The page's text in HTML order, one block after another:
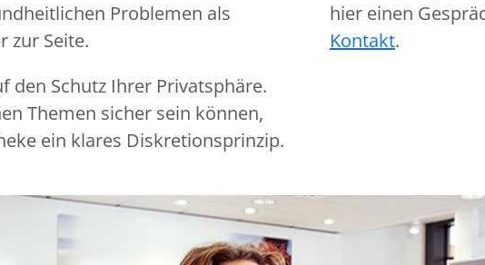
Problemen als
zur Seite.
den Schutz Ihrer Privatsphäre.
Themen sicher sein können,
ein klares Diskretionsprinzip.
hier einen
Kontakt.